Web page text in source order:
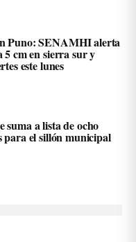
Puno: SENAMHI alerta
5 cm en sierra sur y
este lunes
suma a lista de ocho
para el sillón municipal